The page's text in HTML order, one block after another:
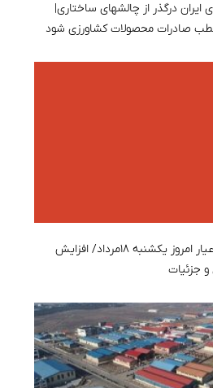
ایران درگذر از چالشهای ساختاری|
قطب صادرات محصولات کشاورزی شود
قیمت طلای ۱۸عیار امروز یکشنبه ۱۸مرداد/ افزایش
جزئیات